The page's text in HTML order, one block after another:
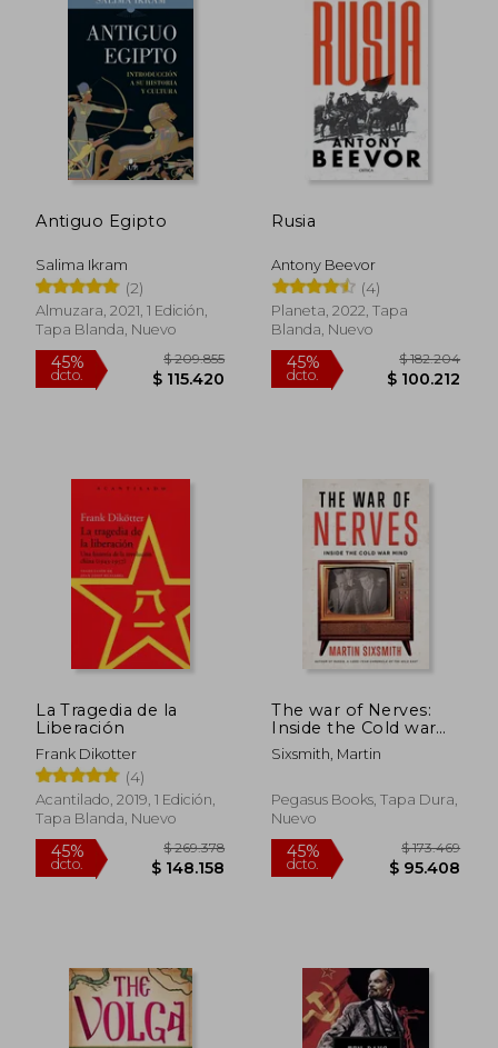
45%
dcto. $ 54.898
20%
Antiguo Egipto
Salima Ikram
(2)
Almuzara, 2021, 1 Edición,
Tapa Blanda, Nuevo
45%
dcto. $ 115.420
Rusia
Antony Beevor
(4)
Planeta, 2022, Tapa
Blanda, Nuevo
45%
dcto.
La Tragedia de la
Liberación
Frank Dikotter
(4)
Acantilado, 2019, 1 Edición,
Tapa Blanda, Nuevo
The war of Nerves:
Inside the Cold war
Mind (en Inglés)
Sixsmith, Martin
Pegasus Books, Tapa Dura,
Nuevo